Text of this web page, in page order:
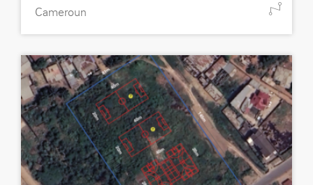
Cameroun